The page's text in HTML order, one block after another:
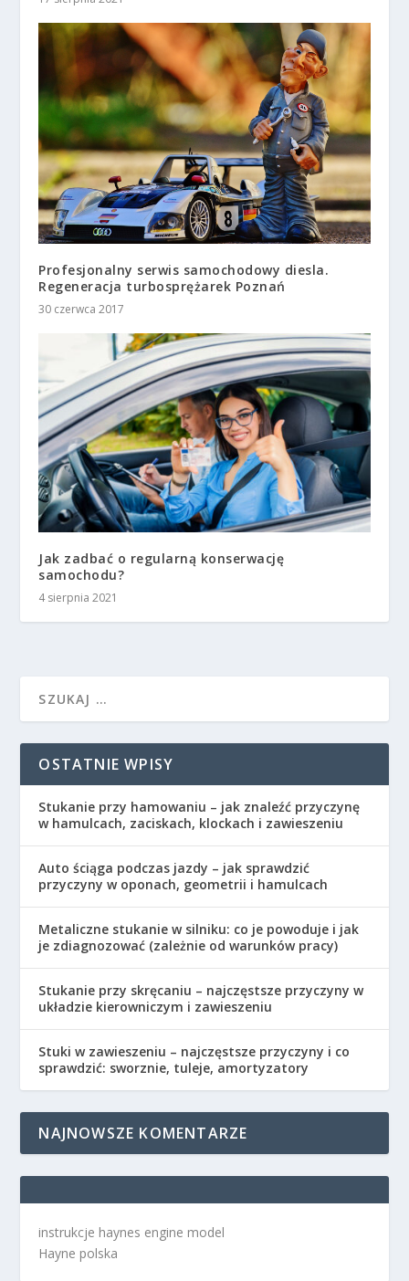
Profesjonalny serwis samochodowy diesla.
Regeneracja turbosprężarek Poznań
30 czerwca 2017
Jak zadbać o regularną konserwację
samochodu?
4 sierpnia 2021
OSTATNIE WPISY
Stukanie przy hamowaniu – jak znaleźć przyczynę
w hamulcach, zaciskach, klockach i zawieszeniu
Auto ściąga podczas jazdy – jak sprawdzić
przyczyny w oponach, geometrii i hamulcach
Metaliczne stukanie w silniku: co je powoduje i jak
je zdiagnozować (zależnie od warunków pracy)
Stukanie przy skręcaniu – najczęstsze przyczyny w
układzie kierowniczym i zawieszeniu
Stuki w zawieszeniu – najczęstsze przyczyny i co
sprawdzić: sworznie, tuleje, amortyzatory
NAJNOWSZE KOMENTARZE
instrukcje haynes engine model
Hayne polska